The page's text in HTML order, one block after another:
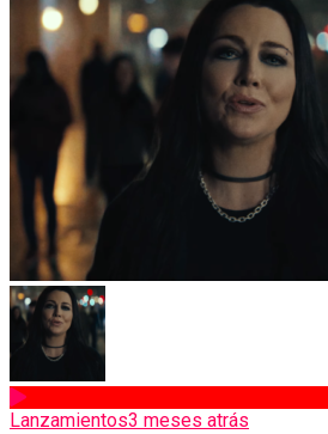
Lanzamientos3 meses atrás